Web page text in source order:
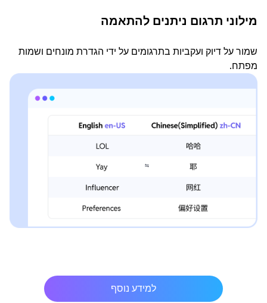
מילוני תרגום ניתנים להתאמה
שמור על דיוק ועקביות בתרגומים על ידי הגדרת מונחים ושמות
מפתח.
למידע נוסף